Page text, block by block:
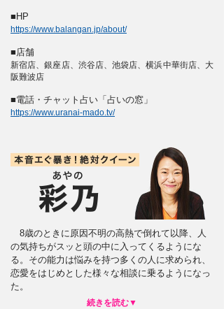
■HP
https://www.balangan.jp/about/
■店舗
新宿店、銀座店、渋谷店、池袋店、横浜中華街店、大
阪難波店
■電話・チャット占い「占いの窓」
https://www.uranai-mado.tv/
8歳のときに原因不明の高熱で倒れて以降、人
の気持ちがスッと頭の中に入ってくるようにな
る。その能力は悩みを持つ多くの人に求められ、
恋愛をはじめとした様々な相談に乗るようになっ
た。